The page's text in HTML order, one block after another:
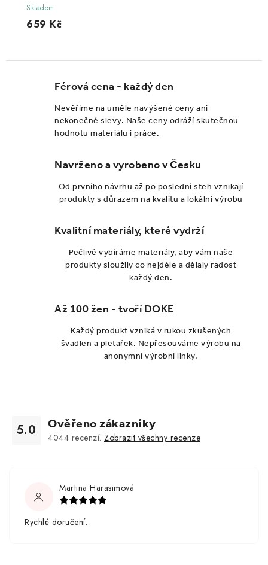
Férová cena - každý den
Nevěříme na uměle navýšené ceny ani
nekonečné slevy. Naše ceny odráží skutečnou
hodnotu materiálu i práce.
Navrženo a vyrobeno v Česku
Od prvního návrhu až po poslední steh vznikají
produkty s důrazem na kvalitu a lokální výrobu
Kvalitní materiály, které vydrží
Pečlivě vybíráme materiály, aby vám naše
produkty sloužily co nejdéle a dělaly radost
každý den.
Až 100 žen - tvoří DOKE
Každý produkt vzniká v rukou zkušených
švadlen a pletařek. Nepřesouváme výrobu na
anonymní výrobní linky.
Skladem
659 Kč
5.0 Ověřeno zákazníky
4044 recenzí. Zobrazit všechny recenze
Martina Harasimová
Rychlé doručení.